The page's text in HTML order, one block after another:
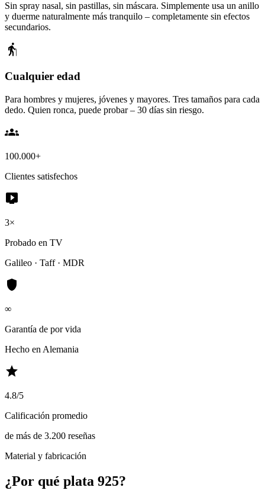
Sin spray nasal, sin pastillas, sin máscara. Simplemente usa un anillo
y duerme naturalmente más tranquilo – completamente sin efectos
secundarios.
elderly
Cualquier edad
Para hombres y mujeres, jóvenes y mayores. Tres tamaños para cada
dedo. Quien ronca, puede probar – 30 días sin riesgo.
groups
100.000+
Clientes satisfechos
live_tv
3×
Probado en TV
Galileo · Taff · MDR
shield
∞
Garantía de por vida
Hecho en Alemania
star
4.8/5
Calificación promedio
de más de 3.200 reseñas
Material y fabricación
¿Por qué plata 925?